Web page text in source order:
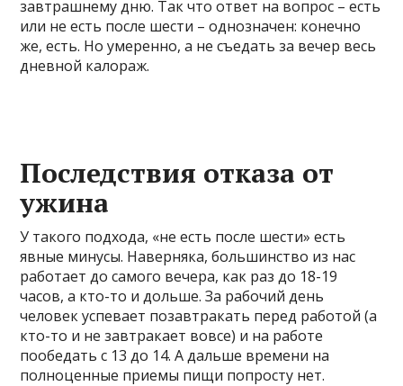
завтрашнему дню. Так что ответ на вопрос – есть
или не есть после шести – однозначен: конечно
же, есть. Но умеренно, а не съедать за вечер весь
дневной калораж.
Последствия отказа от
ужина
У такого подхода, «не есть после шести» есть
явные минусы. Наверняка, большинство из нас
работает до самого вечера, как раз до 18-19
часов, а кто-то и дольше. За рабочий день
человек успевает позавтракать перед работой (а
кто-то и не завтракает вовсе) и на работе
пообедать с 13 до 14. А дальше времени на
полноценные приемы пищи попросту нет.